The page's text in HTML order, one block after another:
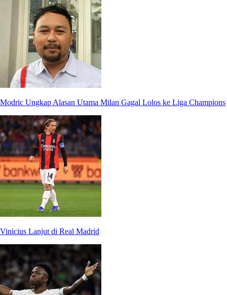
Modric Ungkap Alasan Utama Milan Gagal Lolos ke Liga Champions
Vinicius Lanjut di Real Madrid